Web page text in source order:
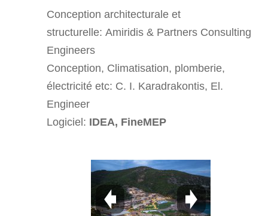
Conception architecturale et
structurelle: Amiridis & Partners Consulting
Engineers
Conception, Climatisation, plomberie,
électricité etc: C. I. Karadrakontis, El.
Engineer
Logiciel: IDEA, FineMEP